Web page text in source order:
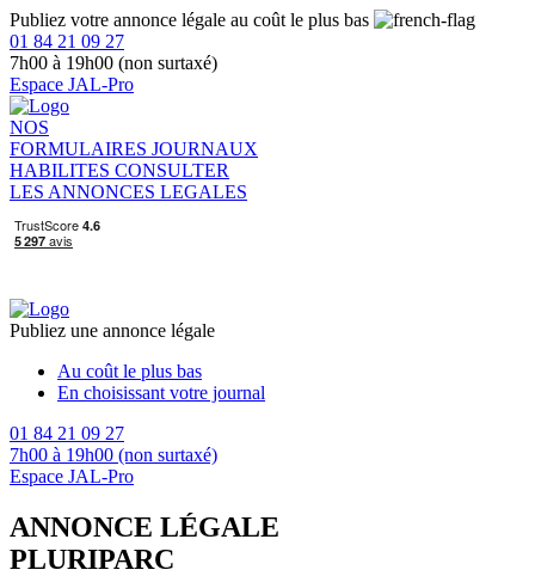
Publiez votre annonce légale au coût le plus bas
01 84 21 09 27
7h00 à 19h00 (non surtaxé)
Espace JAL-Pro
NOS
FORMULAIRES JOURNAUX
HABILITES CONSULTER
LES ANNONCES LEGALES
Publiez une annonce légale
Au coût le plus bas
En choisissant votre journal
01 84 21 09 27
7h00 à 19h00 (non surtaxé)
Espace JAL-Pro
ANNONCE LÉGALE
PLURIPARC